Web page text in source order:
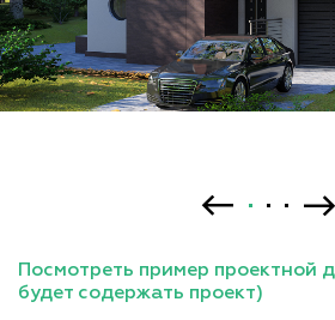
Посмотреть пример проектной
будет содержать проект)